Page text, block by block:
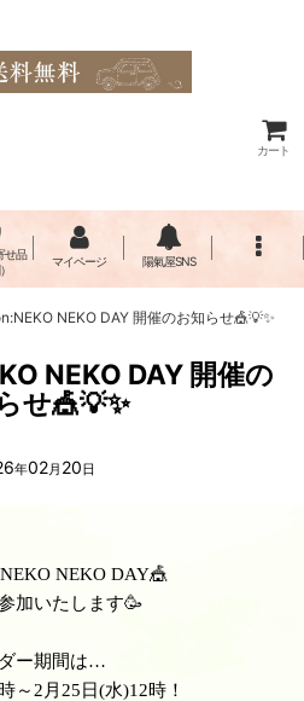
カート
せ品
マイページ 陽氣屋SNS
NEKO DAY 開催のお知らせ🎪💡✨
NEKO DAY 開催の
せ🎪💡✨
年02月 20日
NEKO DAY🎪
加いたします🥳
ー期間は…
～2月25日(水)12時！